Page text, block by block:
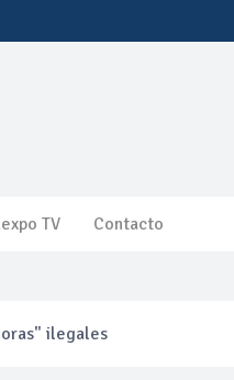
TV Contacto
ilegales